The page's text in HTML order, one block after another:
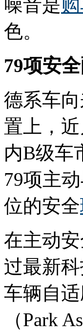
噪音是
色。
79项安
德系车
置上，
内B级车
79项主
位的安全
在主动
过最新
车辆自
（Park